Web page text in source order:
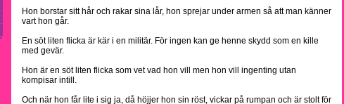
Hon borstar sitt hår och rakar sina lår, hon sprejar under armen så att man känner
vart hon går.
En söt liten flicka är kär i en militär. För ingen kan ge henne skydd som en kille
med gevär.
Hon är en söt liten flicka som vet vad hon vill men hon vill ingenting utan
kompisar intill.
Och när hon får lite i sig ja, då höjjer hon sin röst, vickar på rumpan och är stolt för